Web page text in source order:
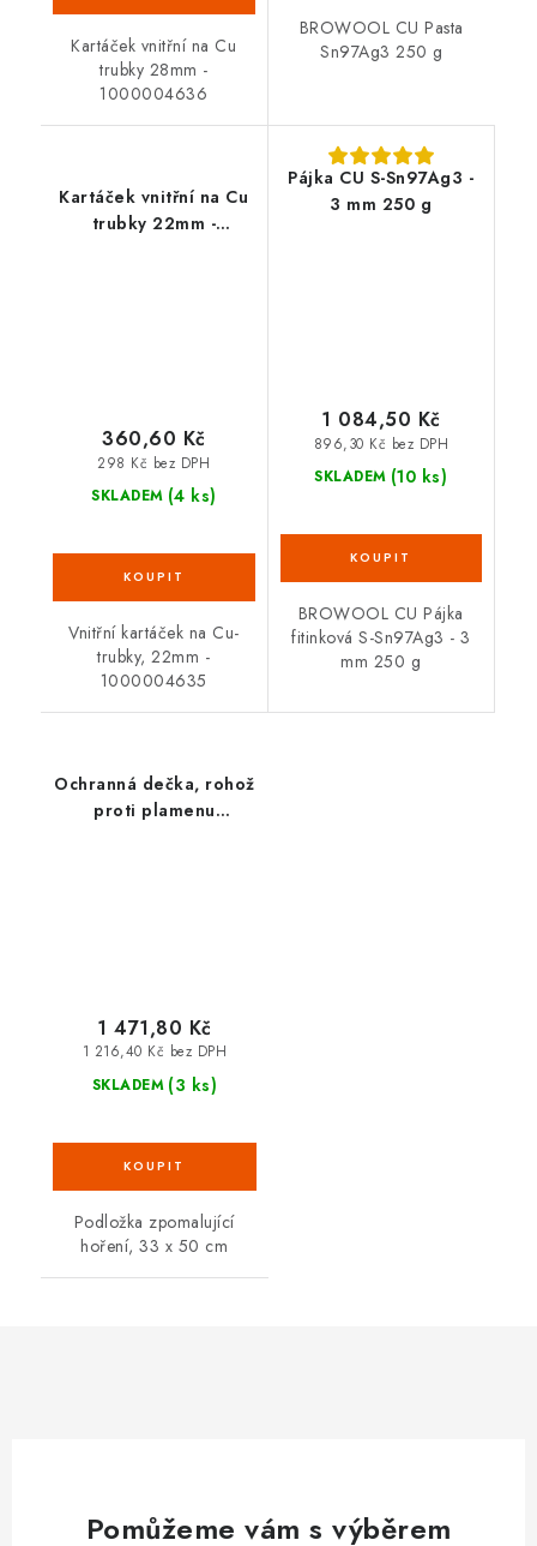
Kartáček vnitřní na Cu
trubky 28mm -
1000004636
BROWOOL CU Pasta
Sn97Ag3 250 g
Kartáček vnitřní na Cu
trubky 22mm -
SKLADEM (4 ks)
298 Kč bez DPH
360,60 Kč
Vnitřní kartáček na Cu-
trubky, 22mm -
1000004635
Pájka CU S-Sn97Ag3 -
3 mm 250 g
SKLADEM (10 ks)
896,30 Kč bez DPH
1 084,50 Kč
BROWOOL CU Pájka
fitinková S-Sn97Ag3 - 3
mm 250 g
Ochranná dečka, rohož
proti plamenu
SKLADEM (3 ks)
1 216,40 Kč bez DPH
1 471,80 Kč
Podložka zpomalující
hoření, 33 x 50 cm
Pomůžeme vám s výběrem